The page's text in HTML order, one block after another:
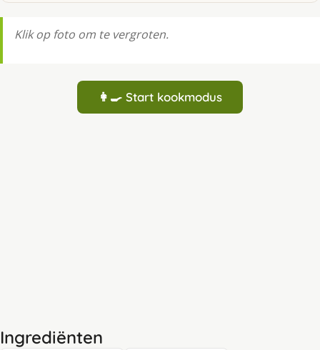
Klik op foto om te vergroten.
👩‍🍳 Start kookmodus
Ingrediënten